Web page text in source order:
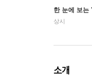
한 눈에 보는
상시
소개